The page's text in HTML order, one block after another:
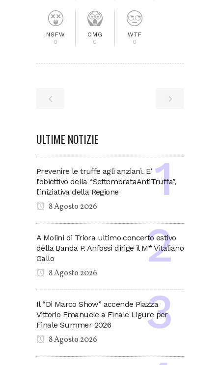
NSFW
0
OMG
0
WTF
0
ULTIME NOTIZIE
Prevenire le truffe agli anziani. E’
l’obiettivo della “SettembrataAntiTruffa”,
l’iniziativa della Regione
8 Agosto 2026
A Molini di Triora ultimo concerto estivo
della Banda P. Anfossi dirige il M* Vitaliano
Gallo
8 Agosto 2026
Il “Di Marco Show” accende Piazza
Vittorio Emanuele a Finale Ligure per
Finale Summer 2026
8 Agosto 2026